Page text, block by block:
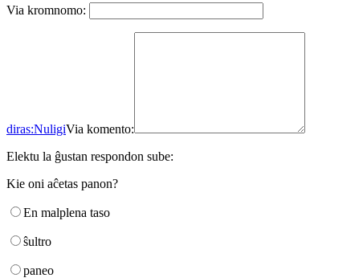
Via kromnomo:
diras:NuligiVia komento:
Elektu la ĝustan respondon sube:
Kie oni aĉetas panon?
En malplena taso
ŝultro
paneo